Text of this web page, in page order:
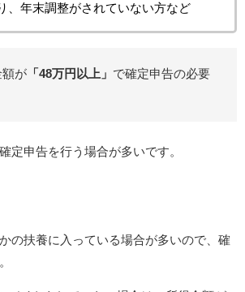
、年末調整がされていない方など
額が「48万円以上」 で確定申告の必要
定申告を行う場合が多いです。
の扶養に入っている場合が多いので、確